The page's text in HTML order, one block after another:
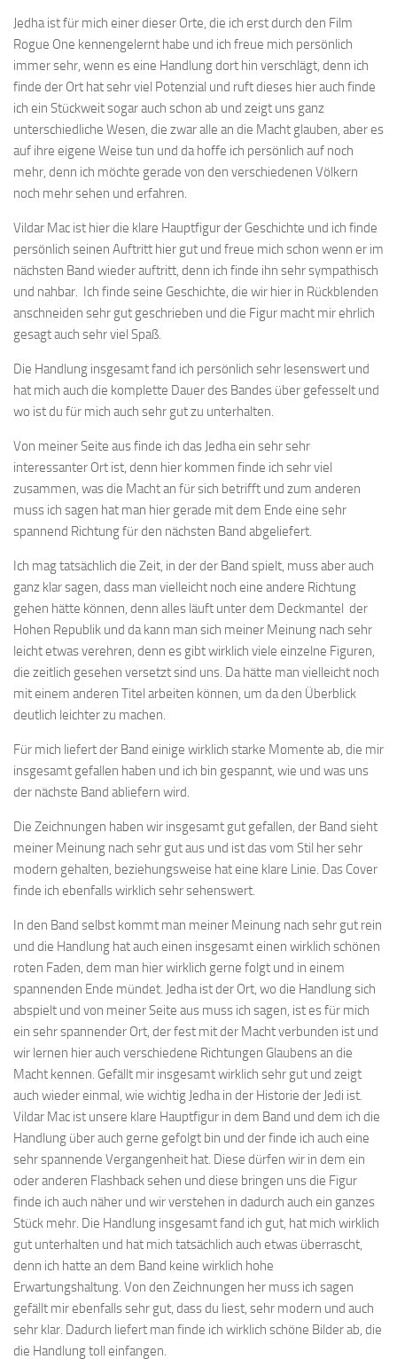
Jedha ist für mich einer dieser Orte, die ich erst durch den Film
Rogue One kennengelernt habe und ich freue mich persönlich
immer sehr, wenn es eine Handlung dort hin verschlägt, denn ich
finde der Ort hat sehr viel Potenzial und ruft dieses hier auch finde
ich ein Stückweit sogar auch schon ab und zeigt uns ganz
unterschiedliche Wesen, die zwar alle an die Macht glauben, aber es
auf ihre eigene Weise tun und da hoffe ich persönlich auf noch
mehr, denn ich möchte gerade von den verschiedenen Völkern
noch mehr sehen und erfahren.
Vildar Mac ist hier die klare Hauptfigur der Geschichte und ich finde
persönlich seinen Auftritt hier gut und freue mich schon wenn er im
nächsten Band wieder auftritt, denn ich finde ihn sehr sympathisch
und nahbar. Ich finde seine Geschichte, die wir hier in Rückblenden
anschneiden sehr gut geschrieben und die Figur macht mir ehrlich
gesagt auch sehr viel Spaß.
Die Handlung insgesamt fand ich persönlich sehr lesenswert und
hat mich auch die komplette Dauer des Bandes über gefesselt und
wo ist du für mich auch sehr gut zu unterhalten.
Von meiner Seite aus finde ich das Jedha ein sehr sehr
interessanter Ort ist, denn hier kommen finde ich sehr viel
zusammen, was die Macht an für sich betrifft und zum anderen
muss ich sagen hat man hier gerade mit dem Ende eine sehr
spannend Richtung für den nächsten Band abgeliefert.
Ich mag tatsächlich die Zeit, in der der Band spielt, muss aber auch
ganz klar sagen, dass man vielleicht noch eine andere Richtung
gehen hätte können, denn alles läuft unter dem Deckmantel der
Hohen Republik und da kann man sich meiner Meinung nach sehr
leicht etwas verehren, denn es gibt wirklich viele einzelne Figuren,
die zeitlich gesehen versetzt sind uns. Da hätte man vielleicht noch
mit einem anderen Titel arbeiten können, um da den Überblick
deutlich leichter zu machen.
Für mich liefert der Band einige wirklich starke Momente ab, die mir
insgesamt gefallen haben und ich bin gespannt, wie und was uns
der nächste Band abliefern wird.
Die Zeichnungen haben wir insgesamt gut gefallen, der Band sieht
meiner Meinung nach sehr gut aus und ist das vom Stil her sehr
modern gehalten, beziehungsweise hat eine klare Linie. Das Cover
finde ich ebenfalls wirklich sehr sehenswert.
In den Band selbst kommt man meiner Meinung nach sehr gut rein
und die Handlung hat auch einen insgesamt einen wirklich schönen
roten Faden, dem man hier wirklich gerne folgt und in einem
spannenden Ende mündet. Jedha ist der Ort, wo die Handlung sich
abspielt und von meiner Seite aus muss ich sagen, ist es für mich
ein sehr spannender Ort, der fest mit der Macht verbunden ist und
wir lernen hier auch verschiedene Richtungen Glaubens an die
Macht kennen. Gefällt mir insgesamt wirklich sehr gut und zeigt
auch wieder einmal, wie wichtig Jedha in der Historie der Jedi ist.
Vildar Mac ist unsere klare Hauptfigur in dem Band und dem ich die
Handlung über auch gerne gefolgt bin und der finde ich auch eine
sehr spannende Vergangenheit hat. Diese dürfen wir in dem ein
oder anderen Flashback sehen und diese bringen uns die Figur
finde ich auch näher und wir verstehen in dadurch auch ein ganzes
Stück mehr. Die Handlung insgesamt fand ich gut, hat mich wirklich
gut unterhalten und hat mich tatsächlich auch etwas überrascht,
denn ich hatte an dem Band keine wirklich hohe
Erwartungshaltung. Von den Zeichnungen her muss ich sagen
gefällt mir ebenfalls sehr gut, dass du liest, sehr modern und auch
sehr klar. Dadurch liefert man finde ich wirklich schöne Bilder ab, die
die Handlung toll einfangen.